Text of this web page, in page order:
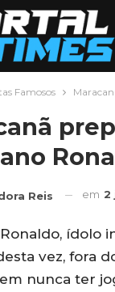
Famosos
Reis em 2
ídolo
vez, fora
nunca ter